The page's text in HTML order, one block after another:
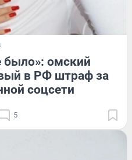
было»: омский
в РФ штраф за
соцсети
5